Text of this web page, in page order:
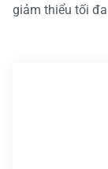
giảm thiểu tối